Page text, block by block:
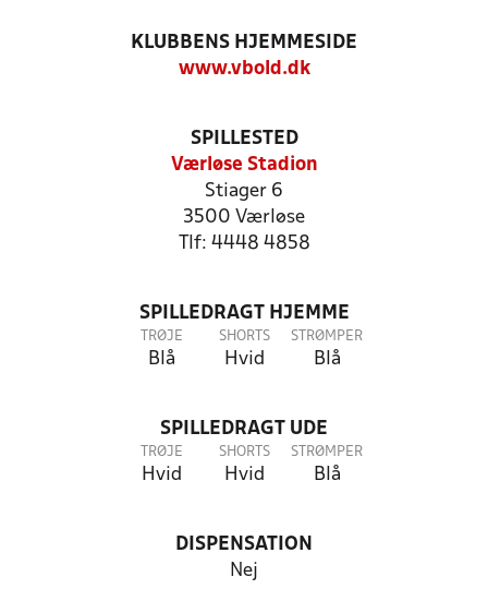
KLUBBENS HJEMMESIDE
www.vbold.dk
SPILLESTED
Værløse Stadion
Stiager 6
3500 Værløse
Tlf: 4448 4858
SPILLEDRAGT HJEMME
TRØJE
Blå
SHORTS
Hvid
STRØMPER
Blå
SPILLEDRAGT UDE
TRØJE
Hvid
SHORTS
Hvid
STRØMPER
Blå
DISPENSATION
Nej